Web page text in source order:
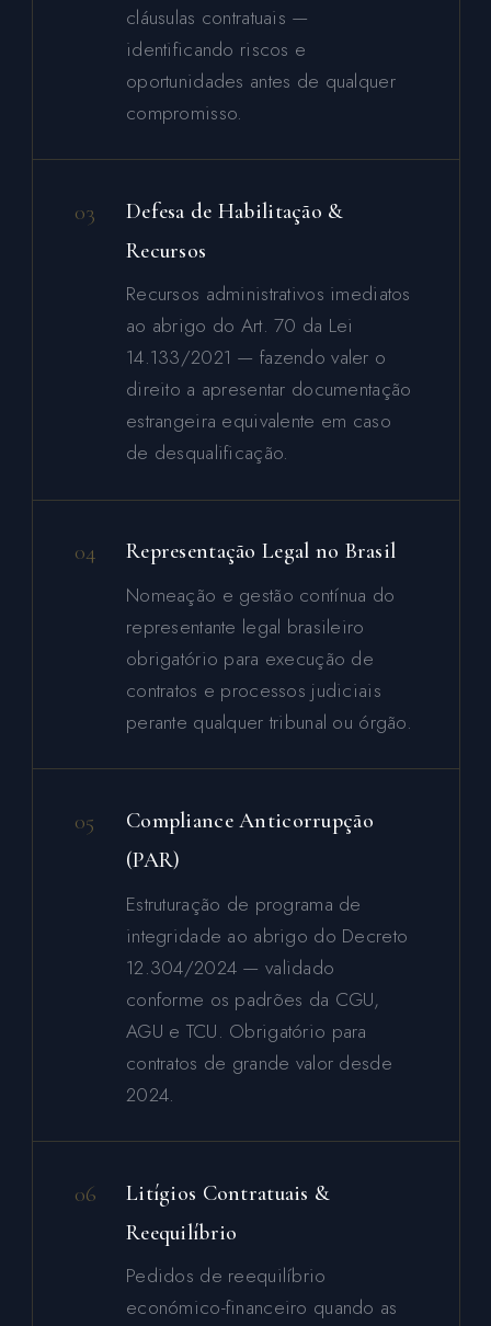
cláusulas contratuais —
identificando riscos e
oportunidades antes de qualquer
compromisso.
03
Defesa de Habilitação &
Recursos
Recursos administrativos imediatos
ao abrigo do Art. 70 da Lei
14.133/2021 — fazendo valer o
direito a apresentar documentação
estrangeira equivalente em caso
de desqualificação.
04 Representação Legal no Brasil
Nomeação e gestão contínua do
representante legal brasileiro
obrigatório para execução de
contratos e processos judiciais
perante qualquer tribunal ou órgão.
05
Compliance Anticorrupção
(PAR)
Estruturação de programa de
integridade ao abrigo do Decreto
12.304/2024 — validado
conforme os padrões da CGU,
AGU e TCU. Obrigatório para
contratos de grande valor desde
2024.
06
Litígios Contratuais &
Reequilíbrio
Pedidos de reequilíbrio
económico-financeiro quando as